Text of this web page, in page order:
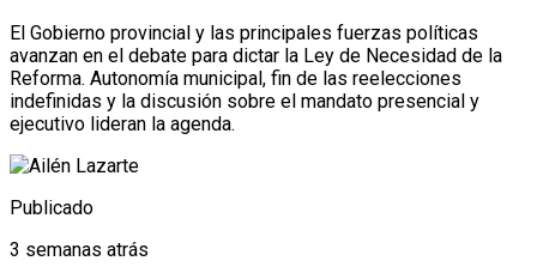
El Gobierno provincial y las principales fuerzas políticas
avanzan en el debate para dictar la Ley de Necesidad de la
Reforma. Autonomía municipal, fin de las reelecciones
indefinidas y la discusión sobre el mandato presencial y
ejecutivo lideran la agenda.
Publicado
3 semanas atrás